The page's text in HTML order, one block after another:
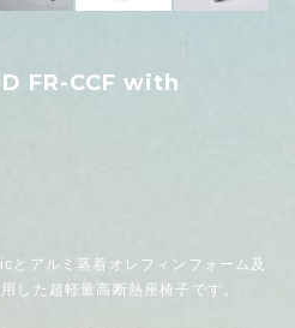
FR-CCF with
アルミ蒸着オレフィンフォーム及
した超軽量高断熱座椅子です。